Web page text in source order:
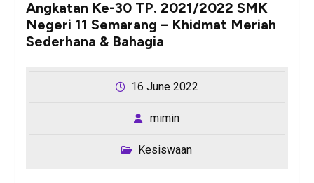
Angkatan Ke-30 TP. 2021/2022 SMK
Negeri 11 Semarang – Khidmat Meriah
Sederhana & Bahagia
16 June 2022
mimin
Kesiswaan